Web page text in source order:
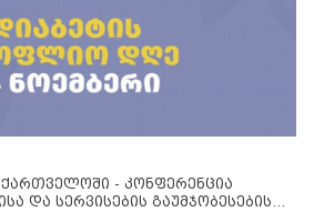
- კონფერენცია
და სერვისების გაუმჯობესების